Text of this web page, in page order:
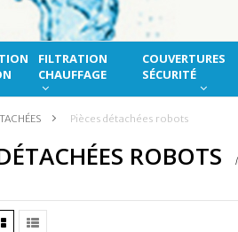
FILTRATION
CHAUFFAGE
COUVERTURES
SÉCURITÉ
> Pièces détachées robots
ROBOTS